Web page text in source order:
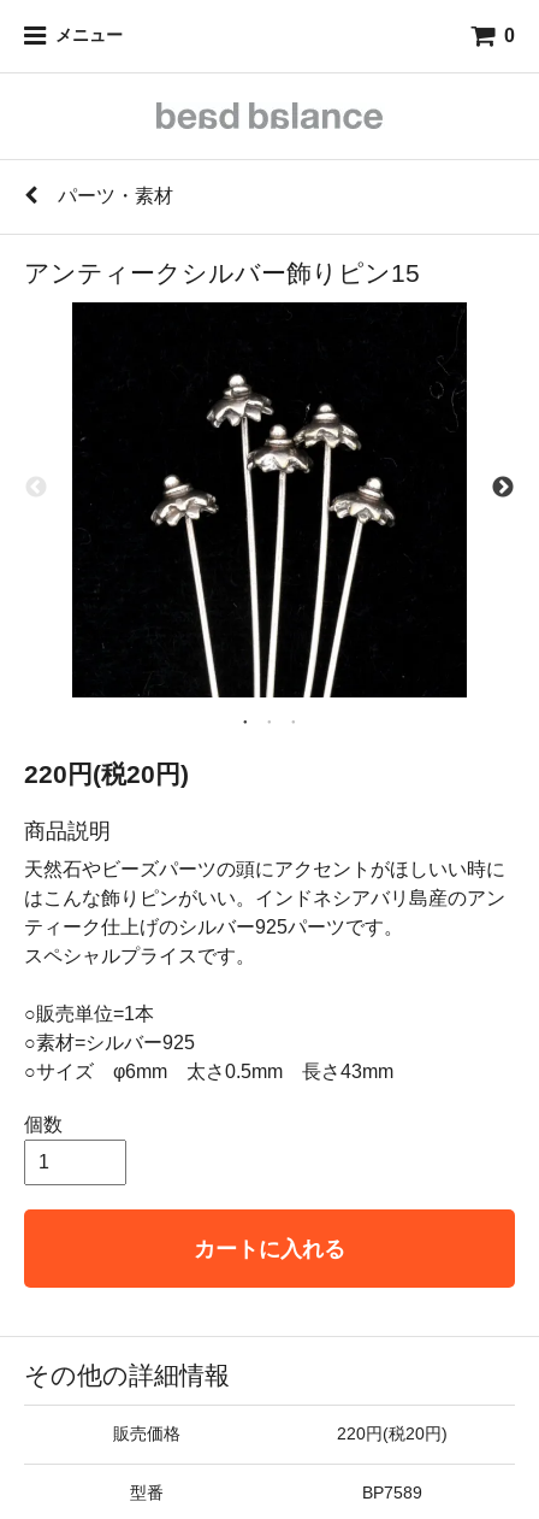
メニュー 0
パーツ・素材
アンティークシルバー飾りピン15
220円(税20円)
商品説明
天然石やビーズパーツの頭にアクセントがほしいい時に
はこんな飾りピンがいい。インドネシアバリ島産のアン
ティーク仕上げのシルバー925パーツです。
スペシャルプライスです。
○販売単位=1本
○素材=シルバー925
○サイズ φ6mm 太さ0.5mm 長さ43mm
個数
カートに入れる
その他の詳細情報
販売価格 220円(税20円)
型番 BP7589